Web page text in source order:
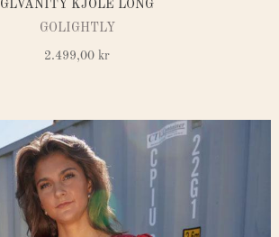
GLVANITY KJOLE LONG
GOLIGHTLY
2.499,00kr